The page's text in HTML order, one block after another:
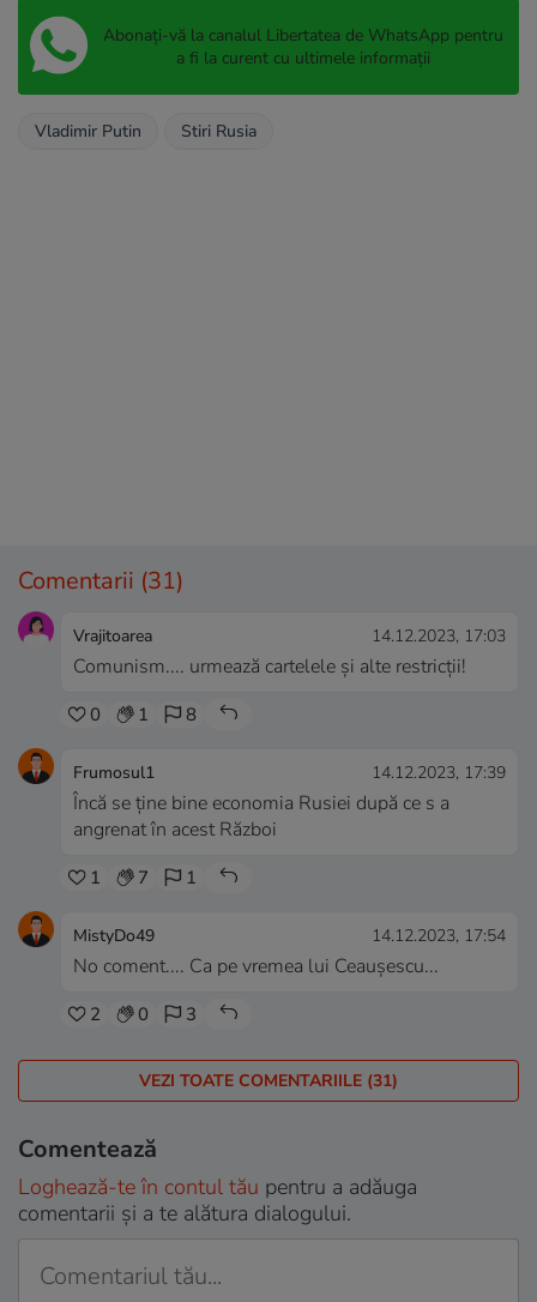
Abonați-vă la canalul Libertatea de WhatsApp pentru
a fi la curent cu ultimele informații
Vladimir Putin Stiri Rusia
Comentarii (31)
Vrajitoarea 14.12.2023, 17:03
Comunism.... urmează cartelele și alte restricții!
0 1 8
Frumosul1 14.12.2023, 17:39
Încă se ține bine economia Rusiei după ce s a
angrenat în acest Război
1 7 1
MistyDo49 14.12.2023, 17:54
No coment.... Ca pe vremea lui Ceaușescu...
2 0 3
VEZI TOATE COMENTARIILE (31)
Comentează
Loghează-te în contul tău pentru a adăuga
comentarii și a te alătura dialogului.